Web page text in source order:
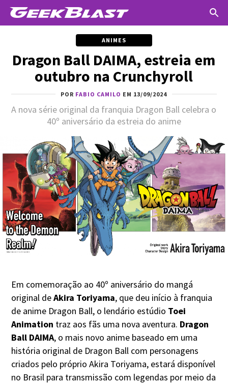
ANIMES
Dragon Ball DAIMA, estreia em
outubro na Crunchyroll
POR FABIO CAMILO EM 13/09/2024
A nova série original da franquia Dragon Ball celebra o
40º aniversário da estreia do anime
Em comemoração ao 40º aniversário do mangá
original deAkira Toriyama, que deu início à franquia
de anime Dragon Ball, o lendário estúdio Toei
Animation traz aos fãs uma nova aventura. Dragon
Ball DAIMA, o mais novo anime baseado em uma
história original de Dragon Ball com personagens
criados pelo próprio Akira Toriyama, estará disponível
no Brasil para transmissão com legendas por meio da